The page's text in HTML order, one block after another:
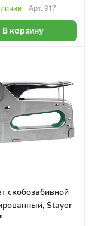
Арт. 917
В корзину
скобозабивной
Stayer